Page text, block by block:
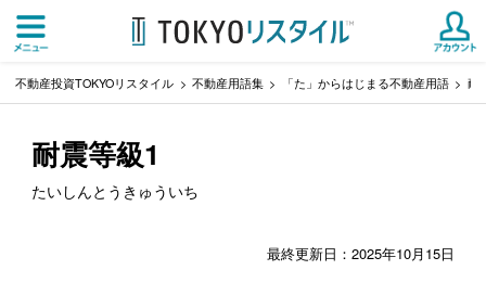
不動産投資TOKYOリスタイル 不動産用語集 「た」からはじまる不動産用語 耐
耐震等級1
たいしんとうきゅういち
最終更新日：2025年10月15日